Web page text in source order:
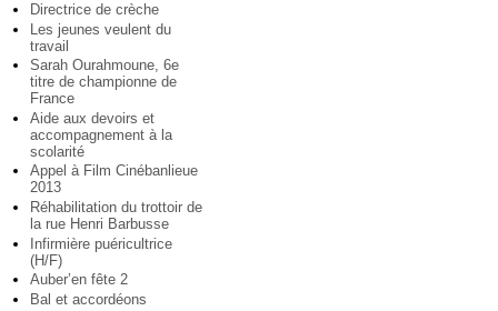
Directrice de crèche
Les jeunes veulent du
travail
Sarah Ourahmoune, 6e
titre de championne de
France
Aide aux devoirs et
accompagnement à la
scolarité
Appel à Film Cinébanlieue
2013
Réhabilitation du trottoir de
la rue Henri Barbusse
Infirmière puéricultrice
(H/F)
Auber’en fête 2
Bal et accordéons